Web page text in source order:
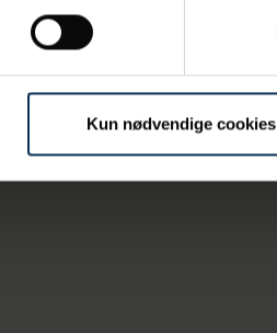
Kun nødvendige cookies